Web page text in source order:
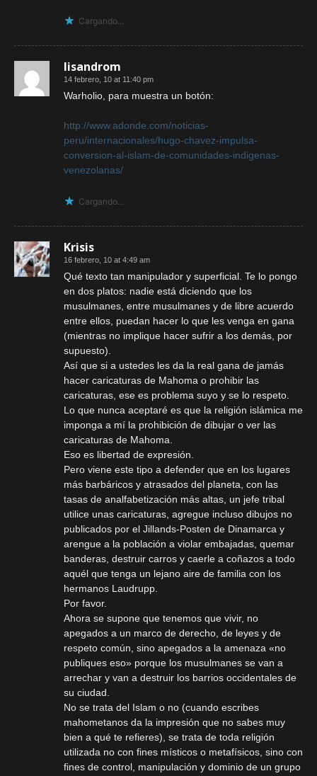
Cargando...
lisandrom
14 febrero, 10 at 11:40 pm
Warholio, para muestra un botón:
http://www.adonde.com/noticias-
peru/internacionales/hugo-chavez-impulsa-
conversion-al-islam-de-comunidades-indigenas-
venezolanas/
Cargando...
Krisis
16 febrero, 10 at 4:49 am
Qué texto tan manipulador y superficial. Te lo pongo
en dos platos: nadie está diciendo que los
musulmanes, entre musulmanes y de libre acuerdo
entre ellos, puedan hacer lo que les venga en gana
(mientras no implique hacer sufrir a los demás, por
supuesto).
Así que si a ustedes les da la real gana de jamás
hacer caricaturas de Mahoma o prohibir las
caricaturas, ese es problema suyo y se lo respeto.
Lo que nunca aceptaré es que la religión islámica me
imponga a mí la prohibición de dibujar o ver las
caricaturas de Mahoma.
Eso es libertad de expresión.
Pero viene este tipo a defender que en los lugares
más barbáricos y atrasados del planeta, con las
tasas de analfabetización más altas, un jefe tribal
utilice unas caricaturas, agregue incluso dibujos no
publicados por el Jillands-Posten de Dinamarca y
arengue a la población a violar embajadas, quemar
banderas, destruir carros y caerle a coñazos a todo
aquél que tenga un lejano aire de familia con los
hermanos Laudrupp.
Por favor.
Ahora se supone que tenemos que vivir, no
apegados a un marco de derecho, de leyes y de
respeto común, sino apegados a la amenaza «no
publiques eso» porque los musulmanes se van a
arrechar y van a destruir los barrios occidentales de
su ciudad.
No se trata del Islam o no (cuando escribes
mahometanos da la impresión que no sabes muy
bien a qué te refieres), se trata de toda religión
utilizada no con fines místicos o metafísicos, sino con
fines de control, manipulación y dominio de un grupo